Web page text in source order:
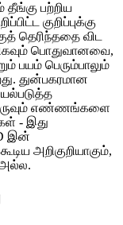
பற்றிய
குறிப்புக்கு
தெரிந்ததை விட
பொதுவானவை,
பயம் பெரும்பாலும்
துன்பகரமான
எண்ணங்களை
- இது
இன்
அறிகுறியாகும்,
அல்ல.